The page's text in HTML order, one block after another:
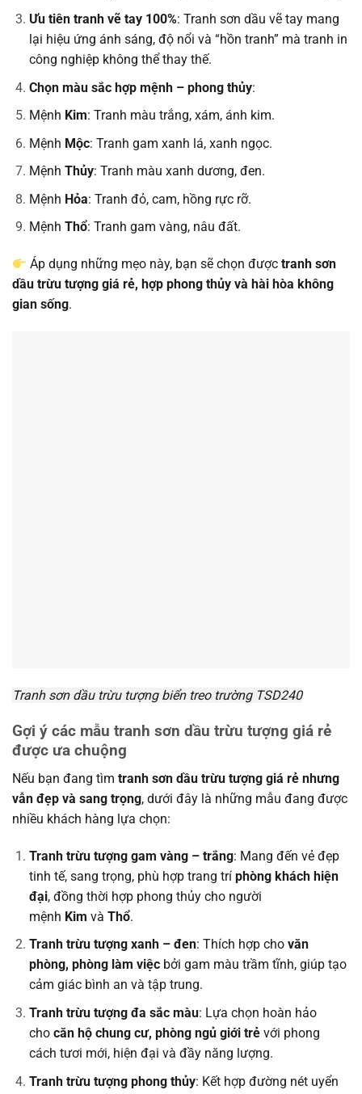
Ưu tiên tranh vẽ tay 100%: Tranh sơn dầu vẽ tay mang
lại hiệu ứng ánh sáng, độ nổi và “hồn tranh” mà tranh in
công nghiệp không thể thay thế.
Chọn màu sắc hợp mệnh – phong thủy:
Mệnh Kim: Tranh màu trắng, xám, ánh kim.
Mệnh Mộc: Tranh gam xanh lá, xanh ngọc.
Mệnh Thủy: Tranh màu xanh dương, đen.
Mệnh Hỏa: Tranh đỏ, cam, hồng rực rỡ.
Mệnh Thổ: Tranh gam vàng, nâu đất.
Áp dụng những mẹo này, bạn sẽ chọn đượctranh sơn
dầu trừu tượng giá rẻ, hợp phong thủy và hài hòa không
gian sống.
Tranh sơn dầu trừu tượng biển treo trường TSD240
Gợi ý các mẫu tranh sơn dầu trừu tượng giá rẻ
được ưa chuộng
Nếu bạn đang tìm tranh sơn dầu trừu tượng giá rẻ nhưng
vẫn đẹp và sang trọng, dưới đây là những mẫu đang được
nhiều khách hàng lựa chọn:
Tranh trừu tượng gam vàng – trắng: Mang đến vẻ đẹp
tinh tế, sang trọng, phù hợp trang trí phòng khách hiện
đại, đồng thời hợp phong thủy cho người
mệnh Kim và Thổ.
Tranh trừu tượng xanh – đen: Thích hợp cho văn
phòng, phòng làm việcbởi gam màu trầm tĩnh, giúp tạo
cảm giác bình an và tập trung.
Tranh trừu tượng đa sắc màu: Lựa chọn hoàn hảo
cho căn hộ chung cư, phòng ngủ giới trẻvới phong
cách tươi mới, hiện đại và đầy năng lượng.
Tranh trừu tượng phong thủy: Kết hợp đường nét uyển